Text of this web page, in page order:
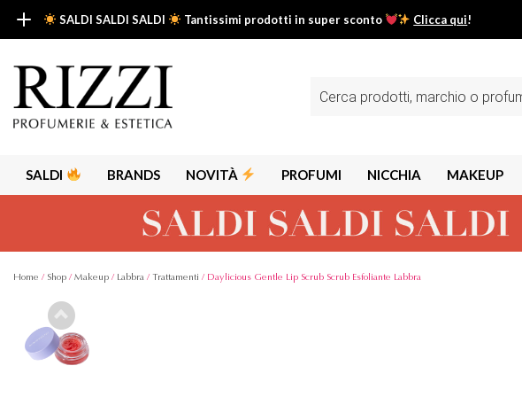
SALDI SALDI SALDI Tantissimi prodotti in super sconto Clicca qui!
SALDI SALDI SALDI
Fino al -50% su tantissimi prodotti beauty nella sezione saldi: il tuo glow estivo inizia da qui.
Scopri tutti i prodotti in super saldo!
prodotti
SALDI BRANDS NOVITÀ PROFUMI NICCHIA MAKEUP
Home / Shop / Makeup / Labbra / Trattamenti / Daylicious Gentle Lip Scrub Scrub Esfoliante Labbra